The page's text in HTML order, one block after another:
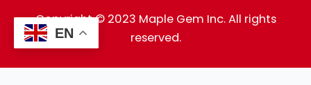
Copyright © 2023 Maple Gem Inc. All rights
reserved.
EN